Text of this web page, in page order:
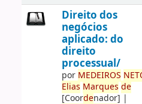
Direito dos
negócios
aplicado: do
direito
processual/
por MEDEIROS
Elias Marques de
[Coordenador] |